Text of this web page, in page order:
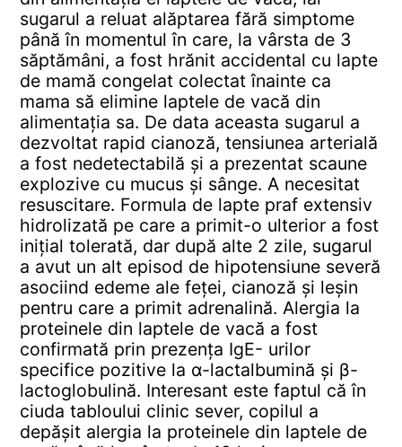
sugarul a reluat alăptarea fără simptome
până în momentul în care, la vârsta de 3
săptămâni, a fost hrănit accidental cu lapte
de mamă congelat colectat înainte ca
mama să elimine laptele de vacă din
alimentația sa. De data aceasta sugarul a
dezvoltat rapid cianoză, tensiunea arterială
a fost nedetectabilă și a prezentat scaune
explozive cu mucus și sânge. A necesitat
resuscitare. Formula de lapte praf extensiv
hidrolizată pe care a primit-o ulterior a fost
inițial tolerată, dar după alte 2 zile, sugarul
a avut un alt episod de hipotensiune severă
asociind edeme ale feței, cianoză și leșin
pentru care a primit adrenalină. Alergia la
proteinele din laptele de vacă a fost
confirmată prin prezența IgE- urilor
specifice pozitive la α-lactalbumină și β-
lactoglobulină. Interesant este faptul că în
ciuda tabloului clinic sever, copilul a
depășit alergia la proteinele din laptele de